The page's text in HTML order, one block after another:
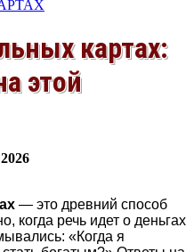
картах:
этой
— это древний способ
когда речь идет о деньгах
«Когда я